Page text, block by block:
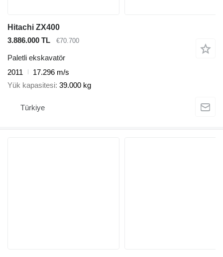
Hitachi ZX400
3.886.000 TL
€70.700
Paletli ekskavatör
2011
17.296 m/s
Yük kapasitesi 39.000 kg
Türkiye